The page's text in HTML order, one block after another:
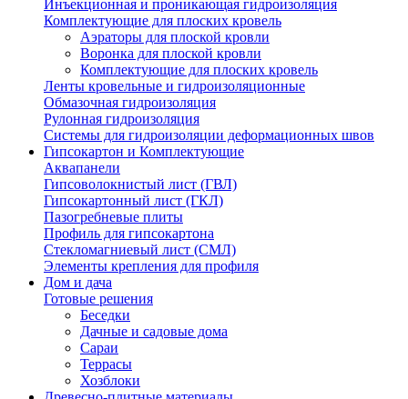
Инъекционная и проникающая гидроизоляция
Комплектующие для плоских кровель
Аэраторы для плоской кровли
Воронка для плоской кровли
Комплектующие для плоских кровель
Ленты кровельные и гидроизоляционные
Обмазочная гидроизоляция
Рулонная гидроизоляция
Системы для гидроизоляции деформационных швов
Гипсокартон и Комплектующие
Аквапанели
Гипсоволокнистый лист (ГВЛ)
Гипсокартонный лист (ГКЛ)
Пазогребневые плиты
Профиль для гипсокартона
Стекломагниевый лист (СМЛ)
Элементы крепления для профиля
Дом и дача
Готовые решения
Беседки
Дачные и садовые дома
Сараи
Террасы
Хозблоки